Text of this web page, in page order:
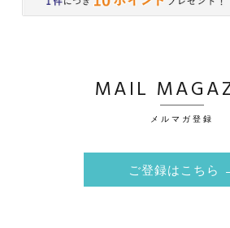
MAIL
メルマガ登録
ご登録はこちら